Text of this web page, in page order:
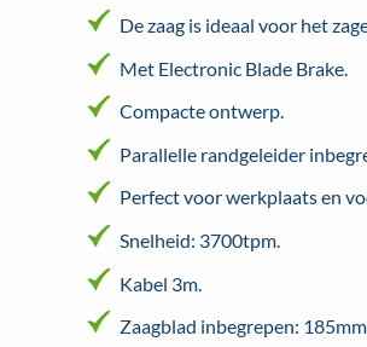
De zaag is ideaal voor het
Met Electronic Blade Brake.
Compacte ontwerp.
Parallelle randgeleider
Perfect voor werkplaats en
Snelheid: 3700tpm.
Kabel 3m.
Zaagblad inbegrepen: